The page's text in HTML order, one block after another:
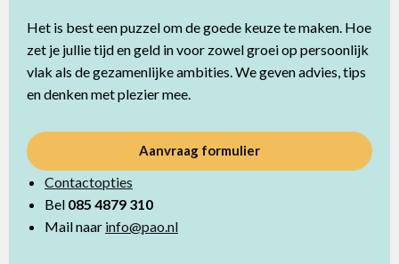
Het is best een puzzel om de goede keuze te maken. Hoe
zet je jullie tijd en geld in voor zowel groei op persoonlijk
vlak als de gezamenlijke ambities. We geven advies, tips
en denken met plezier mee.
Aanvraag formulier
Contactopties
Bel 085 4879 310
Mail naar info@pao.nl